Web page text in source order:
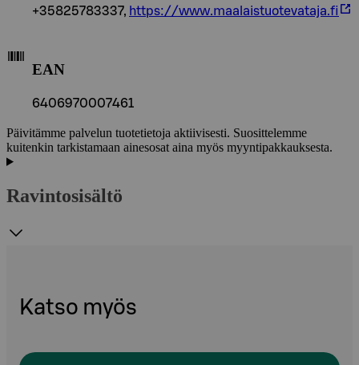
+35825783337, https://www.maalaistuotevataja.fi
EAN
6406970007461
Päivitämme palvelun tuotetietoja aktiivisesti. Suosittelemme
kuitenkin tarkistamaan ainesosat aina myös myyntipakkauksesta.
Ravintosisältö
Katso myös